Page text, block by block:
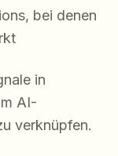
bei denen
in
AI-
verknüpfen.